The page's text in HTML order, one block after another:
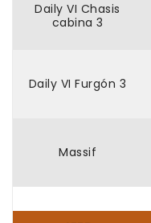
Daily VI Chasis
cabina 3
Daily VI Furgón 3
Massif